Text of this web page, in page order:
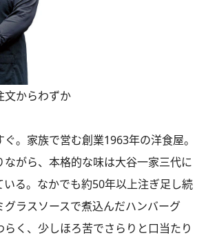
文からわずか
。家族で営む創業1963年の洋食屋。
ながら、本格的な味は大谷一家三代に
いる。なかでも約50年以上注ぎ足し続
グラスソースで煮込んだハンバーグ
く、少しほろ苦でさらりと口当たり